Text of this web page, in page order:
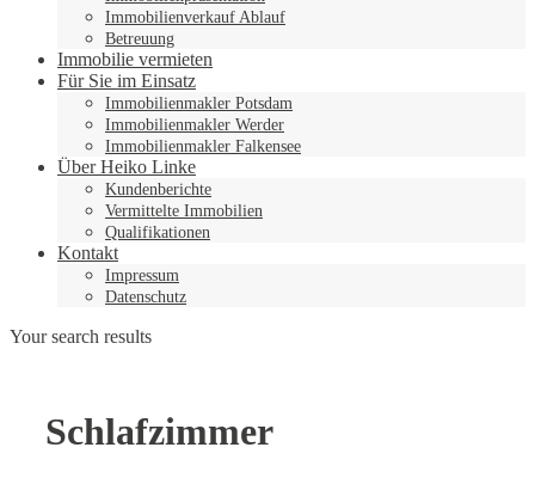
Immobilienverkauf Ablauf
Betreuung
Immobilie vermieten
Für Sie im Einsatz
Immobilienmakler Potsdam
Immobilienmakler Werder
Immobilienmakler Falkensee
Über Heiko Linke
Kundenberichte
Vermittelte Immobilien
Qualifikationen
Kontakt
Impressum
Datenschutz
Your search results
Schlafzimmer